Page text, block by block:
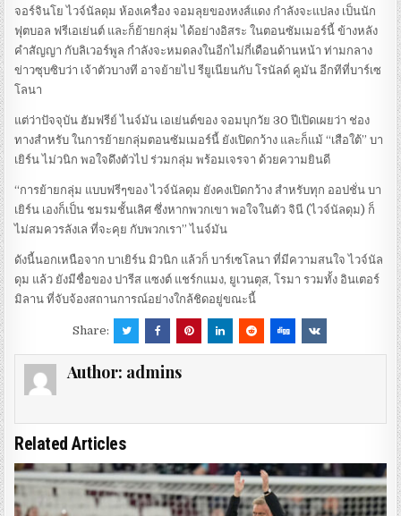
จอร์จินโย ไวจ์นัลดุม ห้องเครื่อง จอมลุยของหงส์แดง กำลังจะแปลง เป็นนัก
ฟุตบอล ฟรีเอเย่นต์ และก็ย้ายกลุ่ม ได้อย่างอิสระ ในตอนซัมเมอร์นี้ ข้างหลัง
คำสัญญา กับลิเวอร์พูล กำลังจะหมดลงในอีกไม่กี่เดือนด้านหน้า ท่ามกลาง
ข่าวซุบซิบว่า เจ้าตัวบางที อาจย้ายไป รียูเนียนกับ โรนัลด์ คูมัน อีกทีที่บาร์เซ
โลนา
แต่ว่าปัจจุบัน ฮัมฟรีย์ ไนจ์มัน เอเย่นต์ของ จอมบุกวัย 30 ปีเปิดเผยว่า ช่อง
ทางสำหรับ ในการย้ายกลุ่มตอนซัมเมอร์นี้ ยังเปิดกว้าง และก็แม้ “เสือใต้” บา
เยิร์น ไม่วนิก พอใจดึงตัวไป ร่วมกลุ่ม พร้อมเจรจา ด้วยความยินดี
“การย้ายกลุ่ม แบบฟรีๆของ ไวจ์นัลดุม ยังคงเปิดกว้าง สำหรับทุก ออปชั่น บา
เยิร์น เองก็เป็น ชมรมชั้นเลิศ ซึ่งหากพวกเขา พอใจในตัว จินี (ไวจ์นัลดุม) ก็
ไม่สมควรลังเล ที่จะคุย กับพวกเรา” ไนจ์มัน
ดังนี้นอกเหนือจาก บาเยิร์น มิวนิก แล้วก็ บาร์เซโลนา ที่มีความสนใจ ไวจ์นัล
ดุม แล้ว ยังมีชื่อของ ปารีส แซงต์ แชร์กแมง, ยูเวนตุส, โรมา รวมทั้ง อินเตอร์
มิลาน ที่จับจ้องสถานการณ์อย่างใกล้ชิดอยู่ขณะนี้
Share:
Author: admins
Related Articles